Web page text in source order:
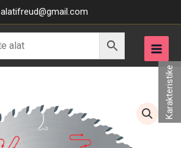
alatifreud@gmail.com
Karakteristike